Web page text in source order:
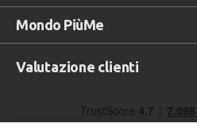
Mondo PiùMe
Valutazione clienti